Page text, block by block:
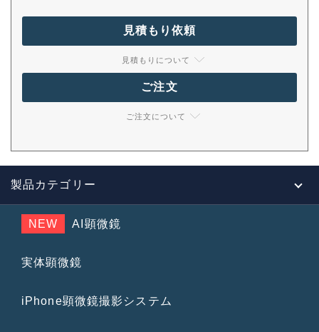
見積もり依頼
見積もりについて
ご注文
ご注文について
製品カテゴリー
NEW AI顕微鏡
実体顕微鏡
iPhone顕微鏡撮影システム